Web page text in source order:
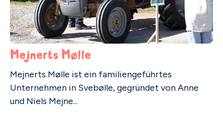
Mejnerts Mølle
Mejnerts Mølle ist ein familiengeführtes
Unternehmen in Svebølle, gegründet von Anne
und Niels Mejne...